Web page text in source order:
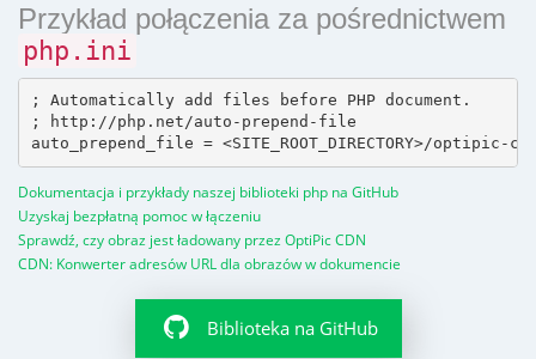
Przykład połączenia za pośrednictwem
php.ini
; Automatically add files before PHP document.
; http://php.net/auto-prepend-file
Dokumentacja i przykłady naszej biblioteki php na GitHub
Uzyskaj bezpłatną pomoc w łączeniu
Sprawdź, czy obraz jest ładowany przez OptiPic CDN
CDN: Konwerter adresów URL dla obrazów w dokumencie
Biblioteka na GitHub